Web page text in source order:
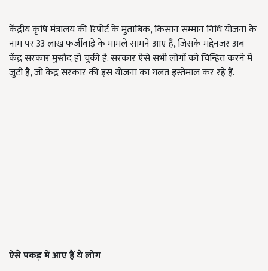
केंद्रीय कृषि मंत्रालय की रिपोर्ट के मुताबिक, किसान सम्मान निधि योजना के
नाम पर 33 लाख फर्जीवाड़े के मामले सामने आए हैं, जिसके मद्देनजर अब
केंद्र सरकार मुस्तैद हो चुकी है. सरकार ऐसे सभी लोगों को चिन्हित करने में
जुटी है, जो केंद्र सरकार की इस योजना का गलत इस्तेमाल कर रहे हैं.
ऐसे पकड़ में आए हैं ये लोग